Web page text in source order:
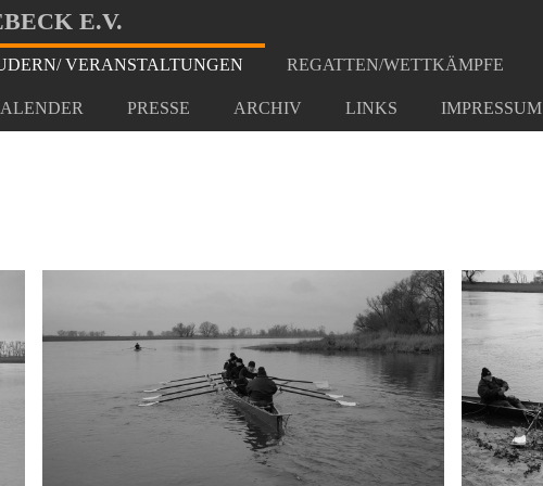
E.V.
VERANSTALTUNGEN REGATTEN/WETTKÄMPFE
PRESSE ARCHIV LINKS IMPRESSUM